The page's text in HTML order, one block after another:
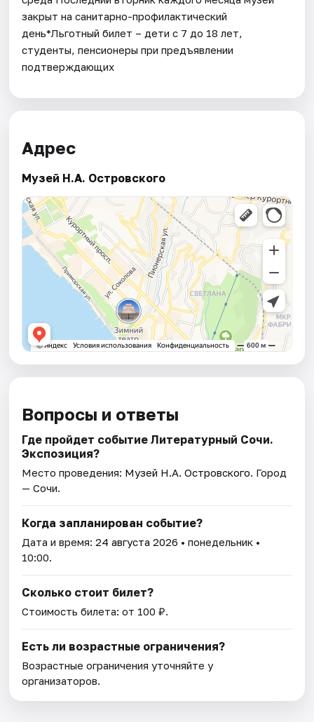
закрыт на санитарно-профилактический
день*Льготный билет – дети с 7 до 18 лет,
студенты, пенсионеры при предъявлении
подтверждающих
Адрес
Музей Н.А. Островского
Вопросы и ответы
Где пройдет событие Литературный Сочи.
Экспозиция?
Место проведения: Музей Н.А. Островского. Город
— Сочи.
Когда запланирован событие?
Дата и время:24 августа 2026 • понедельник •
10:00.
Сколько стоит билет?
Стоимость билета: от 100 ₽.
Есть ли возрастные ограничения?
Возрастные ограничения уточняйте у
организаторов.